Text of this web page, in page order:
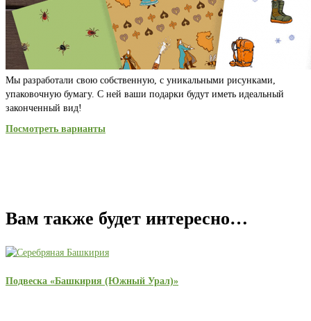
Мы разработали свою собственную, с уникальными рисунками,
упаковочную бумагу. С ней ваши подарки будут иметь идеальный
законченный вид!
Посмотреть варианты
Вам также будет интересно…
Подвеска «Башкирия (Южный Урал)»